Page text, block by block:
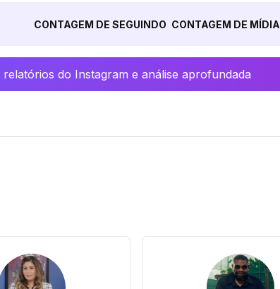
CONTAGEM DE SEGUINDO CONTAGEM DE MÍDIA
do Instagram e análise aprofundada